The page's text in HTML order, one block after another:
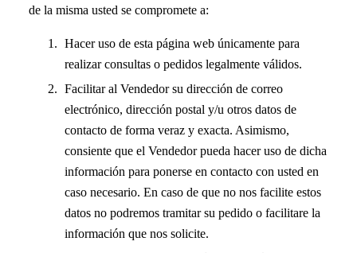
de la misma usted se compromete a:
Hacer uso de esta página web únicamente para
realizar consultas o pedidos legalmente válidos.
Facilitar al Vendedor su dirección de correo
electrónico, dirección postal y/u otros datos de
contacto de forma veraz y exacta. Asimismo,
consiente que el Vendedor pueda hacer uso de dicha
información para ponerse en contacto con usted en
caso necesario. En caso de que no nos facilite estos
datos no podremos tramitar su pedido o facilitare la
información que nos solicite.